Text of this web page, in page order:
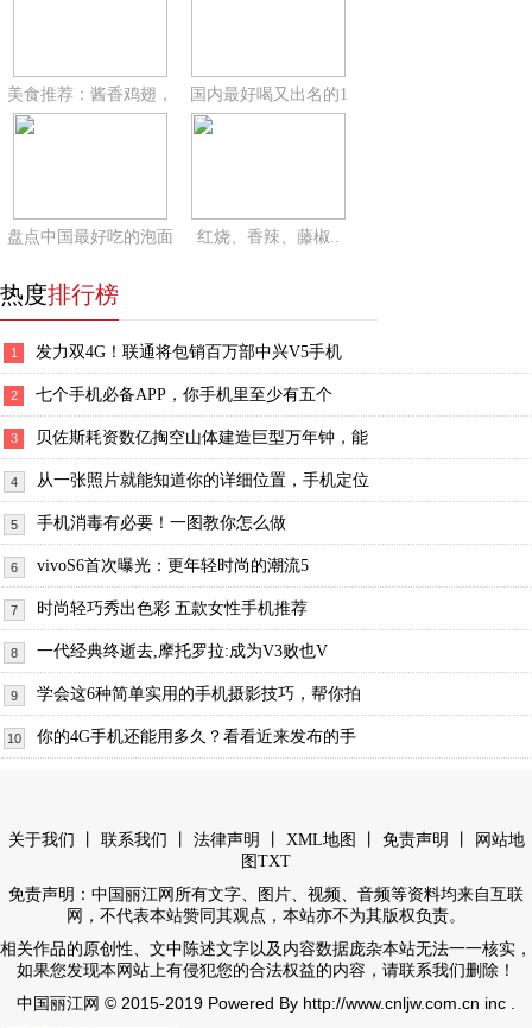
美食推荐：酱香鸡翅， 国内最好喝又出名的1
盘点中国最好吃的泡面 红烧、香辣、藤椒..
热度排行榜
1 发力双4G！联通将包销百万部中兴V5手机
2 七个手机必备APP，你手机里至少有五个
3 贝佐斯耗资数亿掏空山体建造巨型万年钟，能
4 从一张照片就能知道你的详细位置，手机定位
5 手机消毒有必要！一图教你怎么做
6 vivoS6首次曝光：更年轻时尚的潮流5
7 时尚轻巧秀出色彩 五款女性手机推荐
8 一代经典终逝去,摩托罗拉:成为V3败也V
9 学会这6种简单实用的手机摄影技巧，帮你拍
10 你的4G手机还能用多久？看看近来发布的手
关于我们 联系我们 法律声明 XML地图 免责声明
网站地
图 TXT
免责声明：中国丽江网所有文字、图片、视频、音频等资料均来自互联
网，不代表本站赞同其观点，本站亦不为其版权负责。
相关作品的原创性、文中陈述文字以及内容数据庞杂本站无法一一核实，
如果您发现本网站上有侵犯您的合法权益的内容，请联系我们删除！
中国丽江网 © 2015-2019 Powered By http://www.cnljw.com.cn inc .